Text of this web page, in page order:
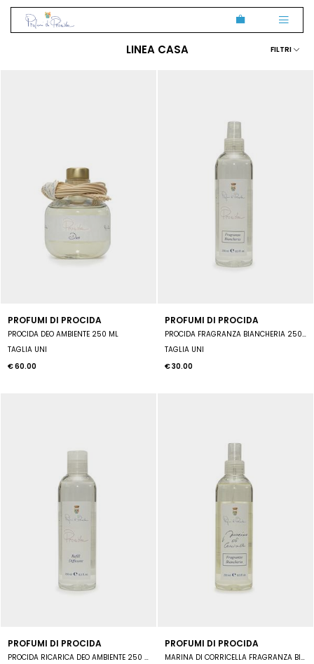
FILTRI
LINEA CASA
PROFUMI DI PROCIDA
PROCIDA DEO AMBIENTE 250 ML
TAGLIA UNI
€ 60.00
PROFUMI DI PROCIDA
PROCIDA FRAGRANZA BIANCHERIA 250 ML
TAGLIA UNI
€ 30.00
PROFUMI DI PROCIDA
PROCIDA RICARICA DEO AMBIENTE 250 ML
PROFUMI DI PROCIDA
MARINA DI CORRICELLA FRAGRANZA BIANCHERIA 250 ML